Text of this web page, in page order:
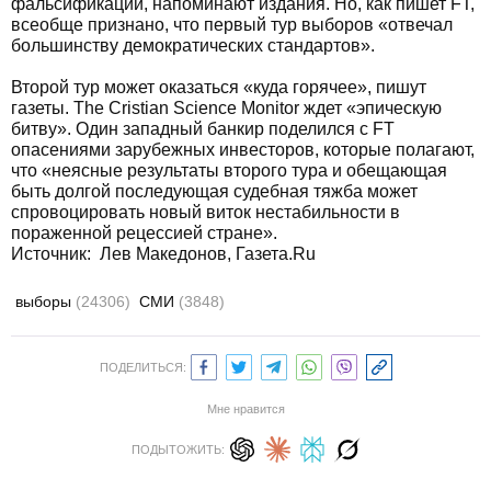
фальсификации, напоминают издания. Но, как пишет FT,
всеобще признано, что первый тур выборов «отвечал
большинству демократических стандартов».
Второй тур может оказаться «куда горячее», пишут
газеты. The Cristian Science Monitor ждет «эпическую
битву». Один западный банкир поделился с FT
опасениями зарубежных инвесторов, которые полагают,
что «неясные результаты второго тура и обещающая
быть долгой последующая судебная тяжба может
спровоцировать новый виток нестабильности в
пораженной рецессией стране».
Источник: Лев Македонов, Газета.Ru
выборы (24306) СМИ (3848)
ПОДЕЛИТЬСЯ:
Мне нравится
ПОДЫТОЖИТЬ: